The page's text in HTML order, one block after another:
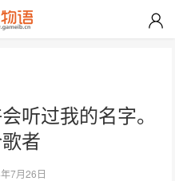
听过我的名字。
者
7月26日